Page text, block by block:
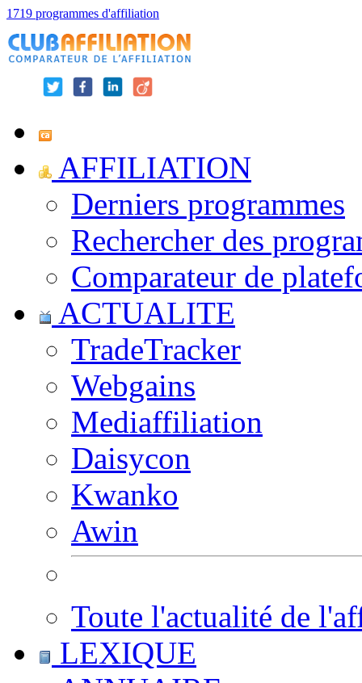
1719 programmes d'affiliation
AFFILIATION
Derniers programmes
Rechercher des
Comparateur de
ACTUALITE
TradeTracker
Webgains
Mediaffiliation
Daisycon
Kwanko
Awin
Toute l'actualité de
LEXIQUE